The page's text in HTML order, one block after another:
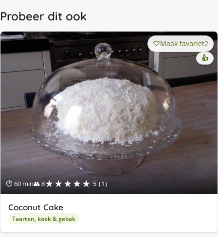
Probeer dit ook
⏱ 60 min👥 8★★★★★ 5 (1)
Maak favoriet2
👍
Coconut Cake
Taarten, koek & gebak